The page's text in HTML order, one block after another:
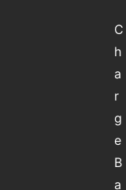
C
h
a
r
g
e
B
a